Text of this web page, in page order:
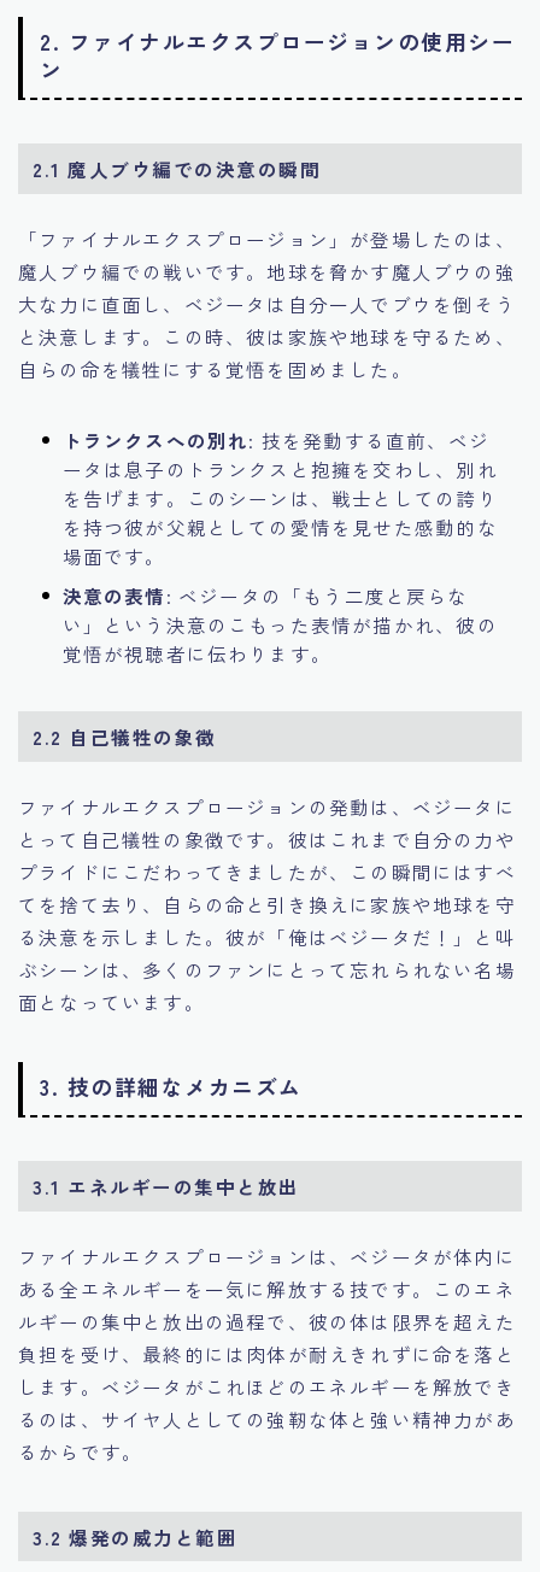
2. ファイナルエクスプロージョンの使用シー
ン
2.1 魔人ブウ編での決意の瞬間
「ファイナルエクスプロージョン」が登場したのは、
魔人ブウ編での戦いです。地球を脅かす魔人ブウの強
大な力に直面し、ベジータは自分一人でブウを倒そう
と決意します。この時、彼は家族や地球を守るため、
自らの命を犠牲にする覚悟を固めました。
トランクスへの別れ: 技を発動する直前、ベジ
ータは息子のトランクスと抱擁を交わし、別れ
を告げます。このシーンは、戦士としての誇り
を持つ彼が父親としての愛情を見せた感動的な
場面です。
決意の表情: ベジータの「もう二度と戻らな
い」という決意のこもった表情が描かれ、彼の
覚悟が視聴者に伝わります。
2.2 自己犠牲の象徴
ファイナルエクスプロージョンの発動は、ベジータに
とって自己犠牲の象徴です。彼はこれまで自分の力や
プライドにこだわってきましたが、この瞬間にはすべ
てを捨て去り、自らの命と引き換えに家族や地球を守
る決意を示しました。彼が「俺はベジータだ！」と叫
ぶシーンは、多くのファンにとって忘れられない名場
面となっています。
3. 技の詳細なメカニズム
3.1 エネルギーの集中と放出
ファイナルエクスプロージョンは、ベジータが体内に
ある全エネルギーを一気に解放する技です。このエネ
ルギーの集中と放出の過程で、彼の体は限界を超えた
負担を受け、最終的には肉体が耐えきれずに命を落と
します。ベジータがこれほどのエネルギーを解放でき
るのは、サイヤ人としての強靭な体と強い精神力があ
るからです。
3.2 爆発の威力と範囲